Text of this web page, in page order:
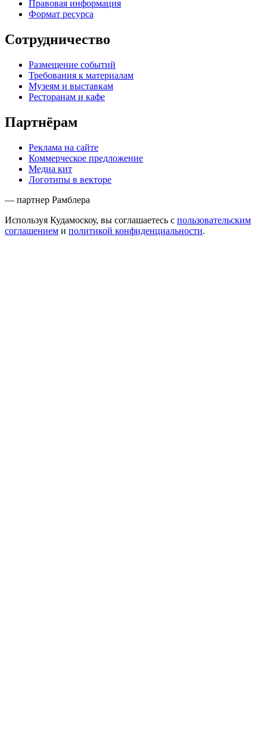
Правовая информация
Формат ресурса
Сотрудничество
Размещение событий
Требования к материалам
Музеям и выставкам
Ресторанам и кафе
Партнёрам
Реклама на сайте
Коммерческое предложение
Медиа кит
Логотипы в векторе
— партнер Рамблера
Используя Кудамоскоу, вы соглашаетесь с пользовательским
соглашением и политикой конфиденциальности.